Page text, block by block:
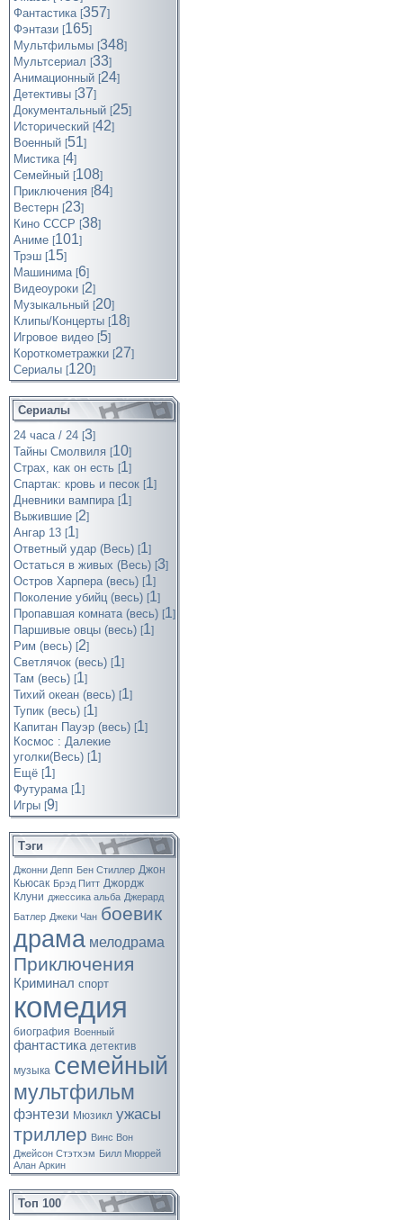
Фантастика [357]
Фэнтази [165]
Мультфильмы [348]
Мультсериал [33]
Анимационный [24]
Детективы [37]
Документальный [25]
Исторический [42]
Военный [51]
Мистика [4]
Семейный [108]
Приключения [84]
Вестерн [23]
Кино СССР [38]
Аниме [101]
Трэш [15]
Машинима [6]
Видеоуроки [2]
Музыкальный [20]
Клипы/Концерты [18]
Игровое видео [5]
Короткометражки [27]
Cериалы [120]
Сериалы
24 часа / 24 [3]
Тайны Смолвиля [10]
Страх, как он есть [1]
Спартак: кровь и песок [1]
Дневники вампира [1]
Выжившие [2]
Ангар 13 [1]
Ответный удар (Весь) [1]
Остаться в живых (Весь) [3]
Остров Харпера (весь) [1]
Поколение убийц (весь) [1]
Пропавшая комната (весь) [1]
Паршивые овцы (весь) [1]
Рим (весь) [2]
Светлячок (весь) [1]
Там (весь) [1]
Тихий океан (весь) [1]
Тупик (весь) [1]
Капитан Пауэр (весь) [1]
Космос : Далекие
уголки(Весь) [1]
Ещё [1]
Футурама [1]
Игры [9]
Тэги
Джонни Депп Бен Стиллер Джон
Кьюсак Брэд Питт Джордж
Клуни джессика альба Джерард
Батлер Джеки Чан боевик
драма мелодрама
Приключения
Криминал спорт
комедия
биография Военный
фантастика детектив
музыка семейный
мультфильм
фэнтези Мюзикл ужасы
триллер Винс Вон
Джейсон Стэтхэм Билл Мюррей
Алан Аркин
Топ 100